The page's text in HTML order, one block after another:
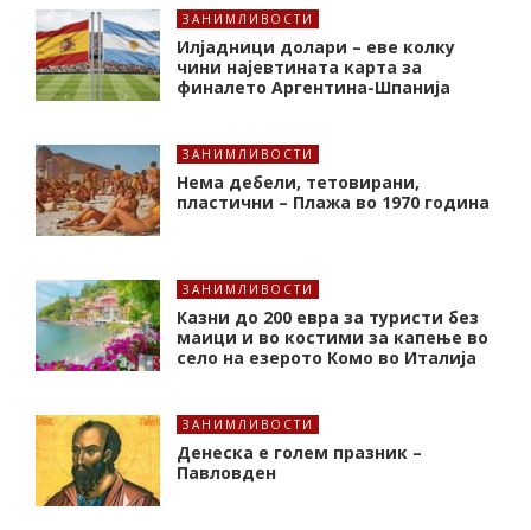
ЗАНИМЛИВОСТИ
Илјадници долари – еве колку
чини најевтината карта за
финалето Аргентина-Шпанија
ЗАНИМЛИВОСТИ
Нема дебели, тетовирани,
пластични – Плажа во 1970 година
ЗАНИМЛИВОСТИ
Казни до 200 евра за туристи без
маици и во костими за капење во
село на езерото Комо во Италија
ЗАНИМЛИВОСТИ
Денеска е голем празник –
Павловден